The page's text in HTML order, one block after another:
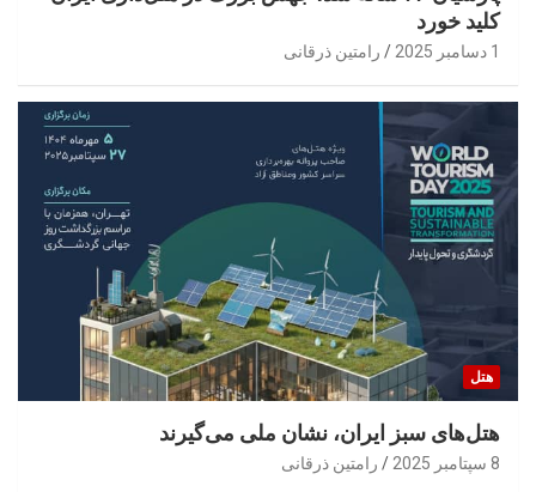
کلید خورد
1 دسامبر 2025 رامتین ذرقانی
هتل
هتل‌های سبز ایران، نشان ملی می‌گیرند
8 سپتامبر 2025 رامتین ذرقانی